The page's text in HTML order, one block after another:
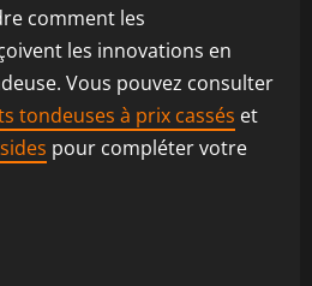
comment les
les innovations en
Vous pouvez consulter
tondeuses à prix cassés et
pour compléter votre